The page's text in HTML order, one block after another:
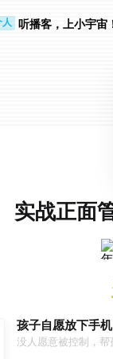
人 听播客，上小宇宙
实战正面
孩子自愿放下手
没人愿意被控制，帮